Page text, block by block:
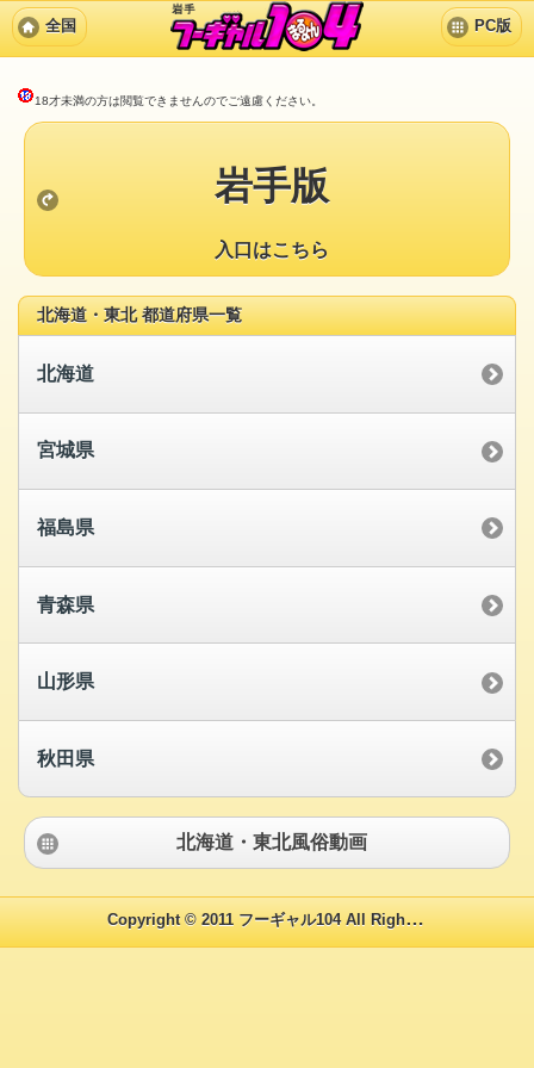
全国 PC版
18才未満の方は閲覧できませんのでご遠慮ください。
岩手版
入口はこちら
北海道・東北 都道府県一覧
北海道
宮城県
福島県
青森県
山形県
秋田県
北海道・東北風俗動画
Copyright © 2011 フーギャル104 All Rights Reserved.